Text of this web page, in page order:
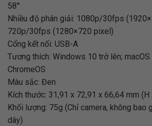
58°
Nhiều độ phân giải: 1080p/30fps
720p/30fps (1280×720 pixel)
Cổng kết nối: USB-A
Tương thích: Windows 10 trở lên; macOS
ChromeOS
Màu sắc: Đen
Kích thước: 31,91 x 72,91 x 66,64 mm (H
Khối lượng: 75g (Chỉ camera, không bao
dây)